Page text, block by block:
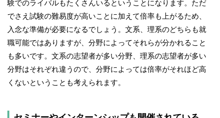
験でのライバルもたくさんいるということになります。ただ
でさえ試験の難易度が高いことに加えて倍率も上がるため、
入念な準備が必要になるでしょう。文系、理系のどちらも就
職可能ではありますが、分野によってそれらが分かれること
も多いです。文系の志望者が多い分野、理系の志望者が多い
分野はそれぞれ違うので、分野によっては倍率がそれほど高
くないということも考えられます。